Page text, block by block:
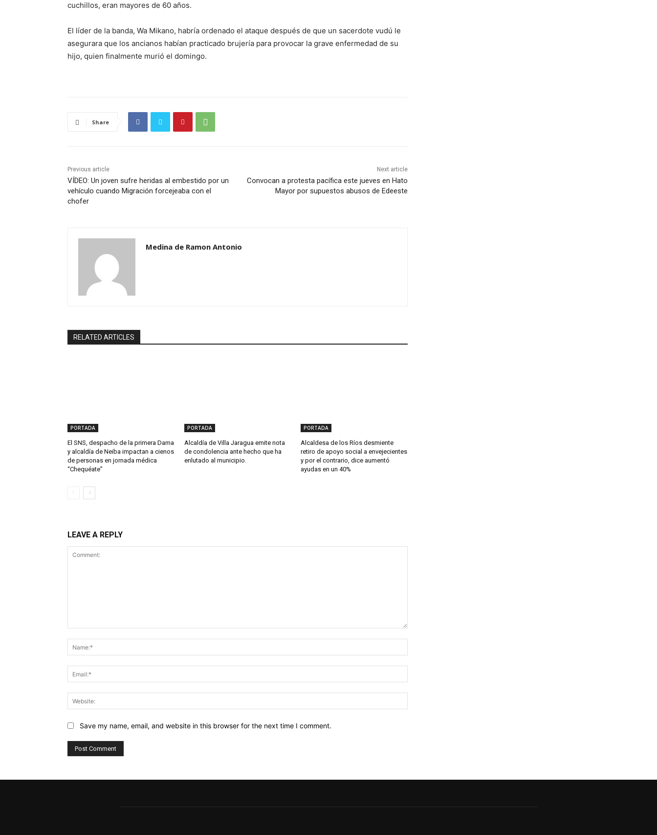
cuchillos, eran mayores de 60 años.
El líder de la banda, Wa Mikano, habría ordenado el ataque después de que un sacerdote vudú le
asegurara que los ancianos habían practicado brujería para provocar la grave enfermedad de su
hijo, quien finalmente murió el domingo.
Share
Previous article
VÍDEO: Un joven sufre heridas al embestido por un
vehículo cuando Migración forcejeaba con el
chofer
Next article
Convocan a protesta pacífica este jueves en Hato
Mayor por supuestos abusos de Edeeste
Medina de Ramon Antonio
RELATED ARTICLES
PORTADA
El SNS, despacho de la primera Dama
y alcaldía de Neiba impactan a cienos
de personas en jornada médica
“Chequéate”
PORTADA
Alcaldía de Villa Jaragua emite nota
de condolencia ante hecho que ha
enlutado al municipio.
PORTADA
Alcaldesa de los Ríos desmiente
retiro de apoyo social a envejecientes
y por el contrario, dice aumentó
ayudas en un 40%
LEAVE A REPLY
Save my name, email, and website in this browser for the next time I comment.